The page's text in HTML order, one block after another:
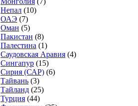
Непал (10)
ОАЭ (7)
Оман (5)
Пакистан (8)
Палестина (1)
Саудовская Аравия (4)
Сингапур (15)
Сирия (САР) (6)
Тайвань (3)
Тайланд (25)
Турция (44)